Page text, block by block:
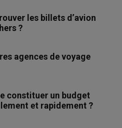
les billets d’avion
?
agences de voyage
constituer un budget
et rapidement ?